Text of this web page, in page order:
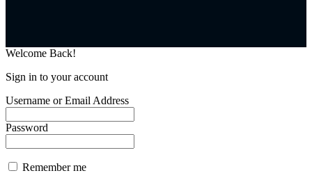
Welcome Back!
Sign in to your account
Username or Email Address
Password
Remember me